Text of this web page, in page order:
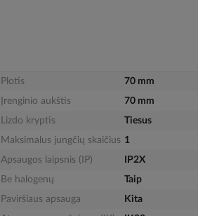
Plotis
70 mm
Įrenginio aukštis
70 mm
Lizdo kryptis
Tiesus
Maksimalus jungčių skaičius 1
Apsaugos laipsnis (IP)
IP2X
Be halogenų
Taip
Paviršiaus apsauga
Kita